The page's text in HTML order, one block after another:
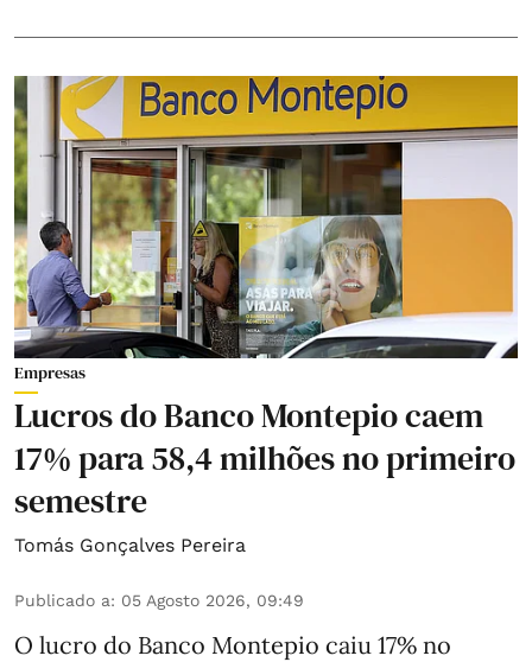
Empresas
Lucros do Banco Montepio caem
17% para 58,4 milhões no primeiro
semestre
Tomás Gonçalves Pereira
Publicado a: 05 Agosto 2026, 09:49
O lucro do Banco Montepio caiu 17% no